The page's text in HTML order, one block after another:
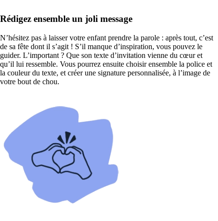
Rédigez ensemble un joli message
N’hésitez pas à laisser votre enfant prendre la parole : après tout, c’est
de sa fête dont il s’agit ! S’il manque d’inspiration, vous pouvez le
guider. L’important ? Que son texte d’invitation vienne du cœur et
qu’il lui ressemble. Vous pourrez ensuite choisir ensemble la police et
la couleur du texte, et créer une signature personnalisée, à l’image de
votre bout de chou.